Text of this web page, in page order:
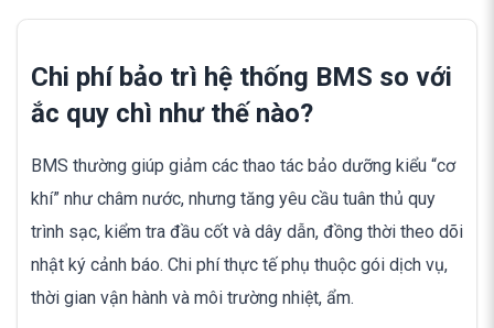
Chi phí bảo trì hệ thống BMS so với
ắc quy chì như thế nào?
BMS thường giúp giảm các thao tác bảo dưỡng kiểu “cơ
khí” như châm nước, nhưng tăng yêu cầu tuân thủ quy
trình sạc, kiểm tra đầu cốt và dây dẫn, đồng thời theo dõi
nhật ký cảnh báo. Chi phí thực tế phụ thuộc gói dịch vụ,
thời gian vận hành và môi trường nhiệt, ẩm.